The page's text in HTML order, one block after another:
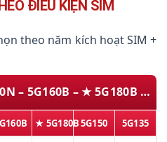
ĐIỀU KIỆN SIM
theo năm kích hoạt SIM +
So Sánh 5G135N – 5G150N – 5G160B – ★ 5G180B – 5G150 – 5G135
★ 5G180B5G150 5G135